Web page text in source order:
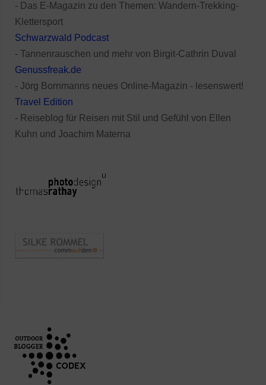
- Das E-Magazin zu den Themen: Wandern-Trekking-
Klettersport
Schwarzwald Podcast
- Tannenrauschen und mehr von Birgit-Cathrin Duval
Genussfreak.de
- Jörg Bornmanns neues Online-Magazin - lesenswert!
Travel Edition
- Reiseblog für Reisen mit Stil und Gefühl von Ellen
Kuhn und Joachim Materna